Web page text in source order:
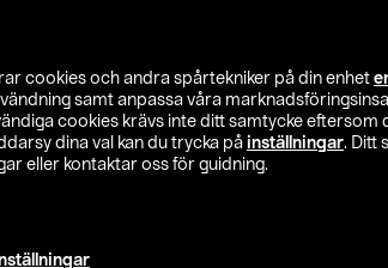
cookies och andra spårtekniker på din enhet
samt anpassa våra
cookies krävs inte ditt samtycke
dina val kan du trycka på inställningar. Ditt
eller kontaktar oss för guidning.